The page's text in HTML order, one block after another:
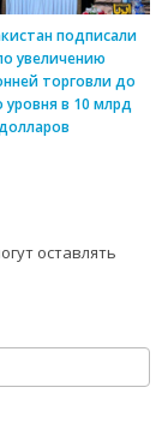
подписали
увеличению
торговли до
уровня в 10 млрд
оставлять